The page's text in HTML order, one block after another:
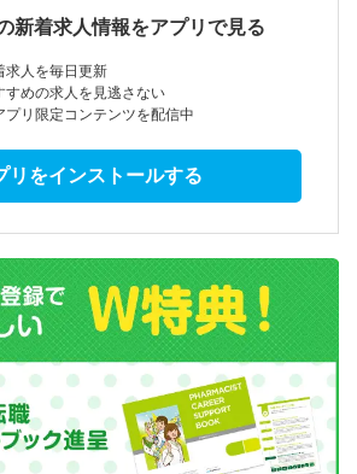
新着求人情報をアプリで見る
求人を毎日更新
すめの求人を見逃さない
プリ限定コンテンツを配信中
リをインストールする